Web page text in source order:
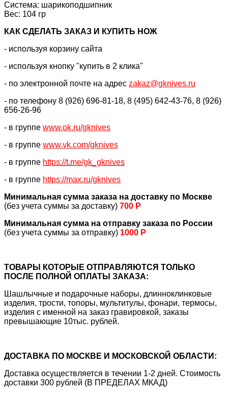
Система: шарикоподшипник
Вес: 104 гр
КАК CДЕЛАТЬ ЗАКАЗ И КУПИТЬ НОЖ
- используя корзину сайта
- используя кнопку "купить в 2 клика"
- по электронной почте на адрес zakaz@gknives.ru
- по телефону 8 (926) 696-81-18, 8 (495) 642-43-76, 8 (926)
656-26-96
- в группе www.ok.ru/gknives
- в группе www.vk.com/gknives
- в группе https://t.me/gk_gknives
- в группе https://max.ru/gknives
Минимальная сумма заказа на доставку по Москве
(без учета суммы за доставку) 700 Р
Минимальная сумма на отправку заказа по России
(без учета суммы за отправку) 1000 Р
ТОВАРЫ КОТОРЫЕ ОТПРАВЛЯЮТСЯ ТОЛЬКО
ПОСЛЕ ПОЛНОЙ ОПЛАТЫ ЗАКАЗА:
Шашлычные и подарочные наборы, длинноклинковые
изделия, трости, топоры, мультитулы, фонари, термосы,
изделия с именной на заказ гравировкой, заказы
превышающие 10тыс. рублей.
ДОСТАВКА ПО МОСКВЕ И МОСКОВСКОЙ ОБЛАСТИ:
Доставка осуществляется в течении 1-2 дней. Стоимость
доставки 300 рублей (В ПРЕДЕЛАХ МКАД)